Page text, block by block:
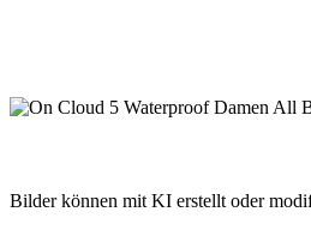
Bilder können mit KI erstellt oder